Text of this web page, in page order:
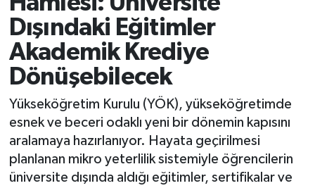
Dışındaki Eğitimler
Akademik Krediye
Dönüşebilecek
Yükseköğretim Kurulu (YÖK), yükseköğretimde
esnek ve beceri odaklı yeni bir dönemin kapısını
aralamaya hazırlanıyor. Hayata geçirilmesi
planlanan mikro yeterlilik sistemiyle öğrencilerin
üniversite dışında aldığı eğitimler, sertifikalar ve
Mevzuat